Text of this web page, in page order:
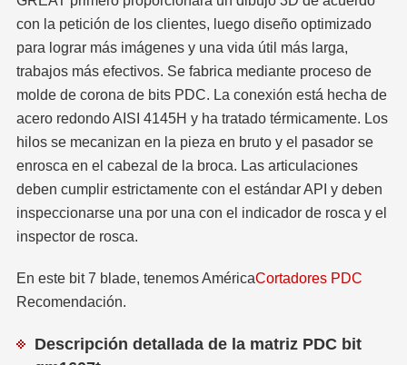
con la petición de los clientes, luego diseño optimizado
para lograr más imágenes y una vida útil más larga,
trabajos más efectivos. Se fabrica mediante proceso de
molde de corona de bits PDC. La conexión está hecha de
acero redondo AISI 4145H y ha tratado térmicamente. Los
hilos se mecanizan en la pieza en bruto y el pasador se
enrosca en el cabezal de la broca. Las articulaciones
deben cumplir estrictamente con el estándar API y deben
inspeccionarse una por una con el indicador de rosca y el
inspector de rosca.
En este bit 7 blade, tenemos AméricaCortadores PDC
Recomendación.
Descripción detallada de la matriz PDC bit